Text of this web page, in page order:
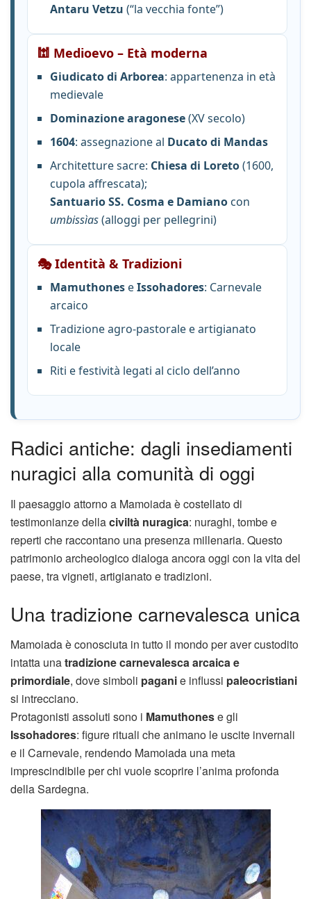
Antaru Vetzu (“la vecchia fonte”)
🕍 Medioevo – Età moderna
Giudicato di Arborea: appartenenza in età
medievale
Dominazione aragonese(XV secolo)
1604: assegnazione al Ducato di Mandas
Architetture sacre: Chiesa di Loreto(1600,
cupola affrescata);
Santuario SS. Cosma e Damiano con
umbissìas(alloggi per pellegrini)
🎭 Identità & Tradizioni
Mamuthones eIssohadores: Carnevale
arcaico
Tradizione agro-pastorale e artigianato
locale
Riti e festività legati al ciclo dell’anno
Radici antiche: dagli insediamenti
nuragici alla comunità di oggi
Il paesaggio attorno a Mamoiada è costellato di
testimonianze dellaciviltà nuragica: nuraghi, tombe e
reperti che raccontano una presenza millenaria. Questo
patrimonio archeologico dialoga ancora oggi con la vita del
paese, tra vigneti, artigianato e tradizioni.
Una tradizione carnevalesca unica
Mamoiada è conosciuta in tutto il mondo per aver custodito
intatta unatradizione carnevalesca arcaica e
primordiale, dove simboli paganie influssi paleocristiani
si intrecciano.
Protagonisti assoluti sono i Mamuthonese gli
Issohadores: figure rituali che animano le uscite invernali
e il Carnevale, rendendo Mamoiada una meta
imprescindibile per chi vuole scoprire l’anima profonda
della Sardegna.